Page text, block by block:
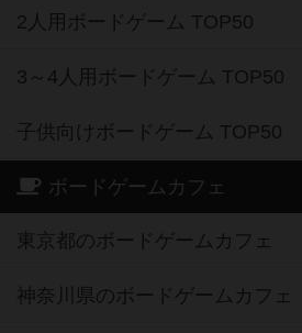
2人用ボードゲーム TOP50
3～4人用ボードゲーム TOP50
子供向けボードゲーム TOP50
ボードゲームカフェ
東京都のボードゲームカフェ
神奈川県のボードゲームカフェ